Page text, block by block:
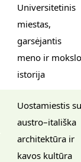
Universitetinis
miestas,
garsėjantis
meno ir mokslo
istorija
Uostamiestis su
austro–itališka
architektūra ir
kavos kultūra